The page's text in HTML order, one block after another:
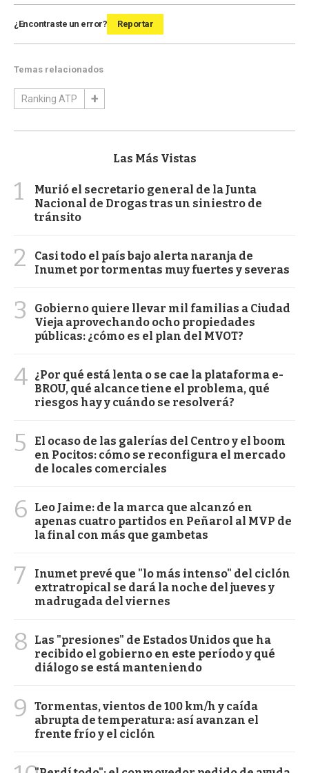
¿Encontraste un error? Reportar
Temas relacionados
Ranking ATP
Las Más Vistas
1
Murió el secretario general de la Junta
Nacional de Drogas tras un siniestro de
tránsito
2
Casi todo el país bajo alerta naranja de
Inumet por tormentas muy fuertes y severas
3
Gobierno quiere llevar mil familias a Ciudad
Vieja aprovechando ocho propiedades
públicas: ¿cómo es el plan del MVOT?
4 ¿Por qué está lenta o se cae la plataforma e-
BROU, qué alcance tiene el problema, qué
riesgos hay y cuándo se resolverá?
5
El ocaso de las galerías del Centro y el boom
en Pocitos: cómo se reconfigura el mercado
de locales comerciales
6
Leo Jaime: de la marca que alcanzó en
apenas cuatro partidos en Peñarol al MVP de
la final con más que gambetas
7
Inumet prevé que "lo más intenso" del ciclón
extratropical se dará la noche del jueves y
madrugada del viernes
8
Las "presiones" de Estados Unidos que ha
recibido el gobierno en este período y qué
diálogo se está manteniendo
9
Tormentas, vientos de 100 km/h y caída
abrupta de temperatura: así avanzan el
frente frío y el ciclón